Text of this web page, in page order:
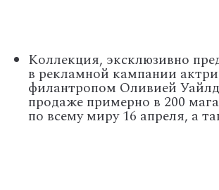
Коллекция, эксклюзивно
в рекламной кампании
филантропом Оливией
продаже примерно в 200
по всему миру 16 апреля, а